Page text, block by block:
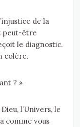
de la
peut-être
le diagnostic.
colère.
? »
l’Univers, le
comme vous